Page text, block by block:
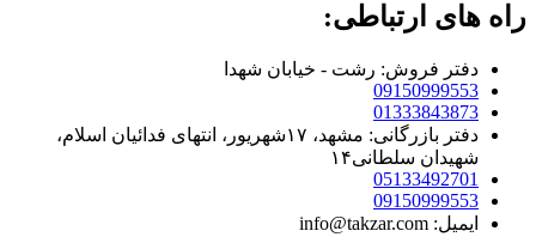
راه های ارتباطی:
دفتر فروش: رشت - خیابان شهدا
09150999553
01333843873
دفتر بازرگانی: مشهد، ۱۷شهریور، انتهای فدائیان اسلام،
شهیدان سلطانی۱۴
05133492701
09150999553
ایمیل: info@takzar.com